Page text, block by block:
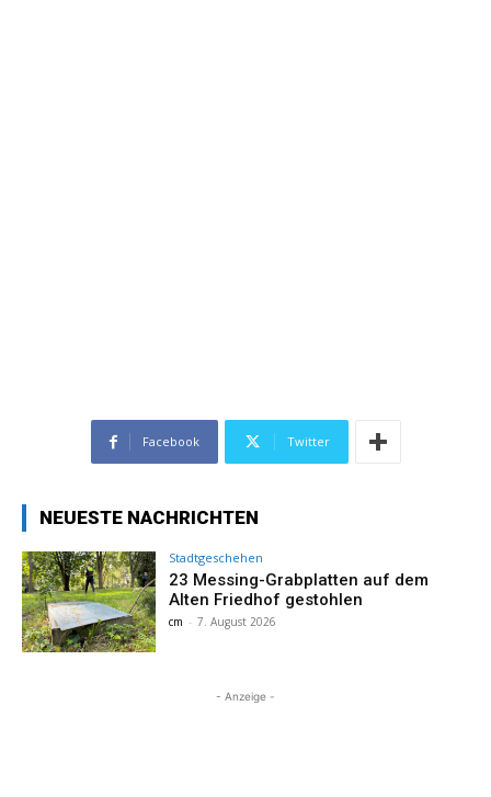
Facebook Twitter
NEUESTE NACHRICHTEN
Stadtgeschehen
23 Messing-Grabplatten auf dem
Alten Friedhof gestohlen
cm - 7. August 2026
- Anzeige -